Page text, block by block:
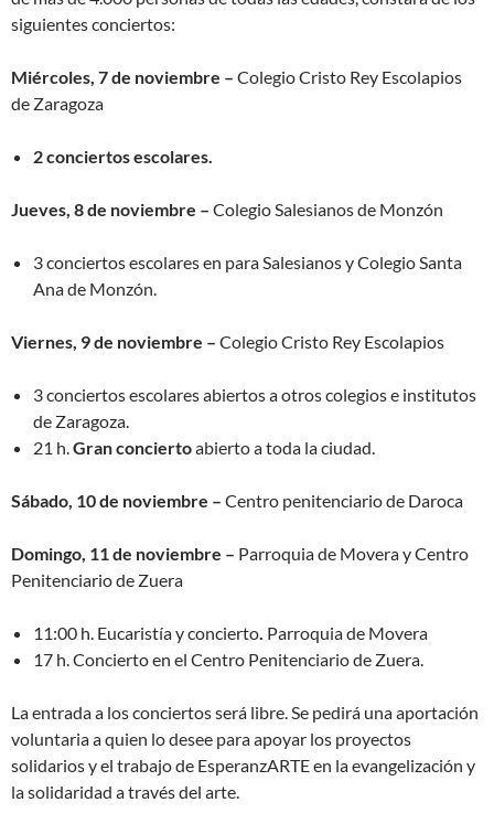
siguientes conciertos:
Miércoles, 7 de noviembre – Colegio Cristo Rey Escolapios
de Zaragoza
2 conciertos escolares.
Jueves, 8 de noviembre – Colegio Salesianos de Monzón
3 conciertos escolares en para Salesianos y Colegio Santa
Ana de Monzón.
Viernes, 9 de noviembre – Colegio Cristo Rey Escolapios
3 conciertos escolares abiertos a otros colegios e institutos
de Zaragoza.
21 h.Gran conciertoabierto a toda la ciudad.
Sábado, 10 de noviembre – Centro penitenciario de Daroca
Domingo, 11 de noviembre – Parroquia de Movera y Centro
Penitenciario de Zuera
11:00 h. Eucaristía y concierto. Parroquia de Movera
17 h. Concierto en el Centro Penitenciario de Zuera.
La entrada a los conciertos será libre. Se pedirá una aportación
voluntaria a quien lo desee para apoyar los proyectos
solidarios y el trabajo de EsperanzARTE en la evangelización y
la solidaridad a través del arte.